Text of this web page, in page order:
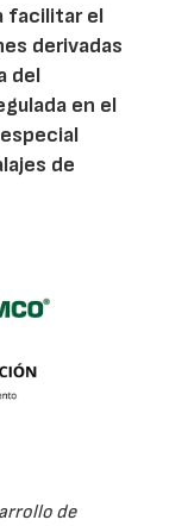
facilitar el
derivadas
del
en el
de
de